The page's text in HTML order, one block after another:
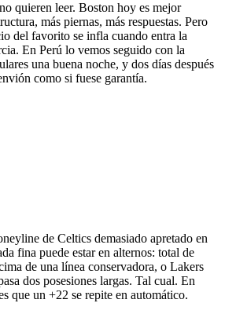
quieren leer. Boston hoy es mejor
más piernas, más respuestas. Pero
del favorito se infla cuando entra la
En Perú lo vemos seguido con la
una buena noche, y dos días después
como si fuese garantía.
de Celtics demasiado apretado en
fina puede estar en alternos: total de
de una línea conservadora, o Lakers
dos posesiones largas. Tal cual. En
que un +22 se repite en automático.